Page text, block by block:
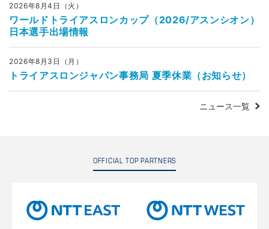
2026年8月4日（火）
ワールドトライアスロンカップ（2026/アスンシオン）
日本選手出場情報
2026年8月3日（月）
トライアスロンジャパン事務局 夏季休業（お知らせ）
ニュース一覧
OFFICIAL TOP PARTNERS